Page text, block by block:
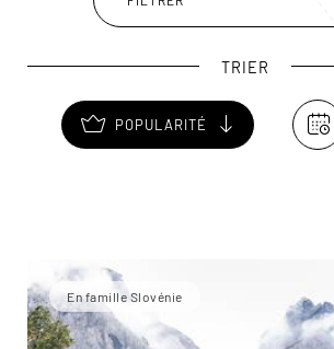
la route historique de Kobarid,
TRIER
POPULARITÉ
En famille Slovénie